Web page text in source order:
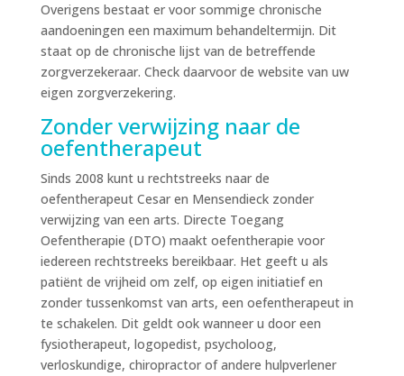
Overigens bestaat er voor sommige chronische
aandoeningen een maximum behandeltermijn. Dit
staat op de chronische lijst van de betreffende
zorgverzekeraar. Check daarvoor de website van uw
eigen zorgverzekering.
Zonder verwijzing naar de
oefentherapeut
Sinds 2008 kunt u rechtstreeks naar de
oefentherapeut Cesar en Mensendieck zonder
verwijzing van een arts. Directe Toegang
Oefentherapie (DTO) maakt oefentherapie voor
iedereen rechtstreeks bereikbaar. Het geeft u als
patiënt de vrijheid om zelf, op eigen initiatief en
zonder tussenkomst van arts, een oefentherapeut in
te schakelen. Dit geldt ook wanneer u door een
fysiotherapeut, logopedist, psycholoog,
verloskundige, chiropractor of andere hulpverlener